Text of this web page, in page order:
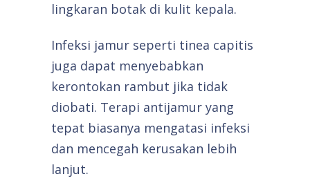
lingkaran botak di kulit kepala.
Infeksi jamur seperti tinea capitis
juga dapat menyebabkan
kerontokan rambut jika tidak
diobati. Terapi antijamur yang
tepat biasanya mengatasi infeksi
dan mencegah kerusakan lebih
lanjut.